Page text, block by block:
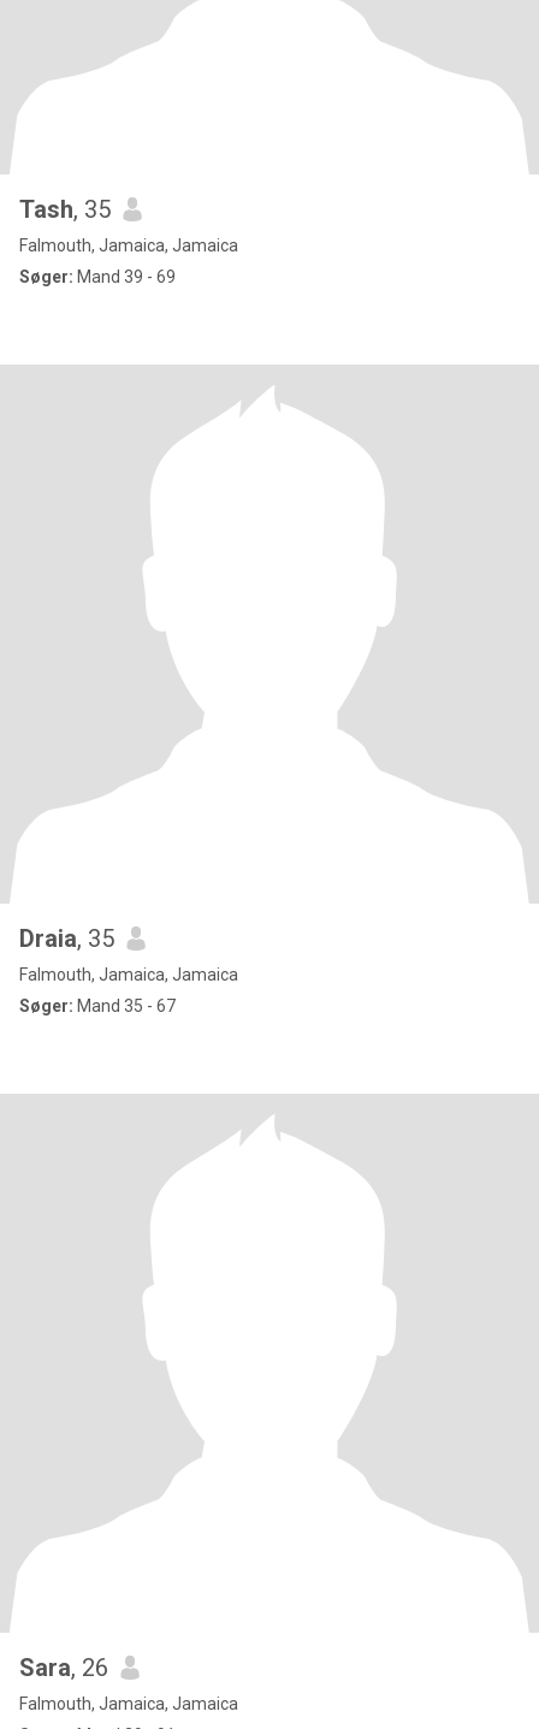
Tash, 35
Falmouth, Jamaica, Jamaica
Søger: Mand 39 - 69
Draia, 35
Falmouth, Jamaica, Jamaica
Søger: Mand 35 - 67
Sara, 26
Falmouth, Jamaica, Jamaica